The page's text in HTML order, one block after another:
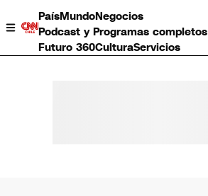
PaísMundoNegocios
Podcast y Programas completos
Futuro 360CulturaServicios